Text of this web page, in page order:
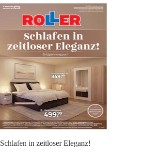
Schlafen in zeitloser Eleganz!